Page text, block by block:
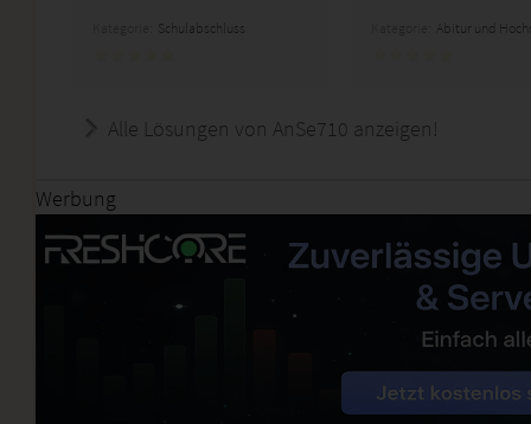
Schulabschluss Abitur und
Alle Lösungen von AnSe710 anzeigen!
Werbung